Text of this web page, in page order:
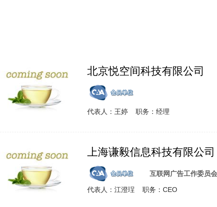
北京悦空间科技有限公司
代表人：王婷 职务：经理
上海谦毅信息科技有限公司
互联网广告工作委员
代表人：江澄珵 职务：CEO